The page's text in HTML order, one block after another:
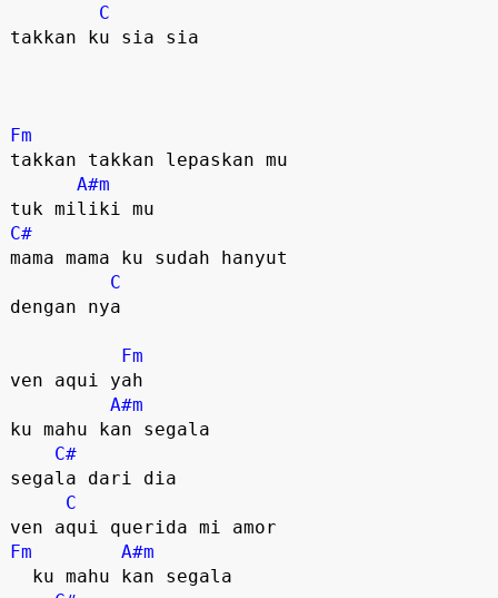
C
takkan ku sia sia
Fm
takkan takkan lepaskan mu
A#m
C#
mama mama ku sudah hanyut
C
dengan nya
Fm
ven aqui yah
A#m
ku mahu kan segala
C#
segala dari dia
C
Fm
A#m